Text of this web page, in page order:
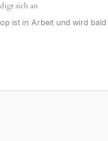
sich an
ist in Arbeit und wird